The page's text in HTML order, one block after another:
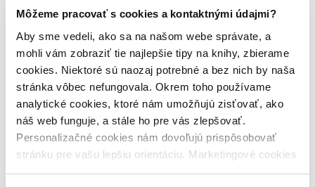
Môžeme pracovať s cookies a kontaktnými údajmi?
Aby sme vedeli, ako sa na našom webe správate, a
mohli vám zobraziť tie najlepšie tipy na knihy, zbierame
cookies. Niektoré sú naozaj potrebné a bez nich by naša
stránka vôbec nefungovala. Okrem toho používame
analytické cookies, ktoré nám umožňujú zisťovať, ako
náš web funguje, a stále ho pre vás zlepšovať.
Personalizačné cookies nám dovoľujú prispôsobovať
stránku pre vašu lepšiu orientáciu. Marketingové cookies
nám zas umožňujú zobrazenie relevantnej reklamy.
čeština (1 titul)čeština1
Téma
vytváranie (1 titul) vytváranie 1
Vydavateľstvo
Mgr. Pavel Kotrla (1 titul)Mgr. Pavel Kotrla1
Väzba
pevná väzba (1 titul) pevná väzba 1
Zúžiť výber